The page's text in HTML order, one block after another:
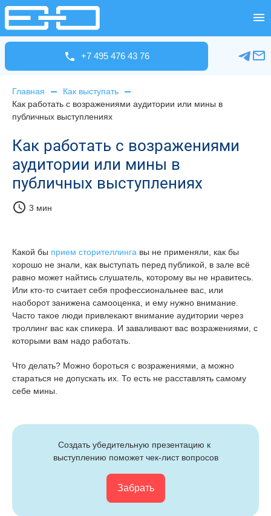
+7 495 476 43 76
Главная
Как выступать
Как работать с возражениями аудитории или мины в
публичных выступлениях
Как работать с возражениями
аудитории или мины в
публичных выступлениях
schedule 3 мин
Какой бы прием сторителлинга вы не применяли, как бы
хорошо не знали, как выступать перед публикой, в зале всё
равно может найтись слушатель, которому вы не нравитесь.
Или кто-то считает себя профессиональнее вас, или
наоборот занижена самооценка, и ему нужно внимание.
Часто такое люди привлекают внимание аудитории через
троллинг вас как спикера. И заваливают вас возражениями, с
которыми вам надо работать.
Что делать? Можно бороться с возражениями, а можно
стараться не допускать их. То есть не расставлять самому
себе мины.
Создать убедительную презентацию к
выступлению поможет чек-лист вопросов
Забрать